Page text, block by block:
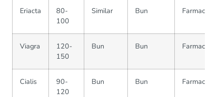
Eriacta
80-
100
Similar Bun Farmacii
Viagra
120-
150
Bun Bun Farmacii
Cialis
90-
120
Bun Bun Farmacii